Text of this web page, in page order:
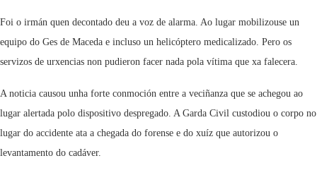
Foi o irmán quen decontado deu a voz de alarma. Ao lugar mobilizouse un
equipo do Ges de Maceda e incluso un helicóptero medicalizado. Pero os
servizos de urxencias non pudieron facer nada pola vítima que xa falecera.
A noticia causou unha forte conmoción entre a veciñanza que se achegou ao
lugar alertada polo dispositivo despregado. A Garda Civil custodiou o corpo no
lugar do accidente ata a chegada do forense e do xuíz que autorizou o
levantamento do cadáver.